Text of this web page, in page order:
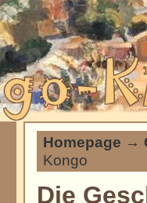
Homepage →
Kongo
Die